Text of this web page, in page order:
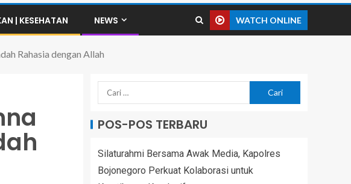
| KESEHATAN NEWS WATCH ONLINE
Rahasia dengan Allah
POS-POS TERBARU
Silaturahmi Bersama Awak Media, Kapolres
Bojonegoro Perkuat Kolaborasi untuk